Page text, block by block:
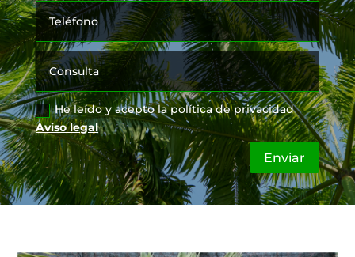
He leído y acepto la política de privacidad
Aviso legal
Enviar